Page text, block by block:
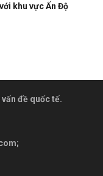
khu vực Ấn Độ
đề quốc tế.
;